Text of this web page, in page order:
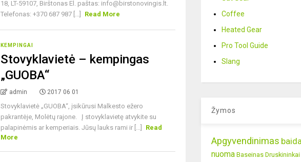
18, LT-59107, Birštonas El. paštas: info@birstonovingis.lt.
Telefonas: +370 687 987 [...]
Read More
KEMPINGAI
Stovyklavietė – kempingas
„GUOBA“
admin 2017 06 01
Stovyklavietė „GUOBA“, įsikūrusi Malkesto ežero
pakrantėje, Molėtų rajone. Į stovyklavietę atvykite su
palapinėmis ar kemperiais. Jūsų lauks rami ir [...]
Read
More
Coffee
Heated Gear
Pro Tool Guide
Slang
Žymos
Apgyvendinimas
nuoma Baseinas Druskininkai